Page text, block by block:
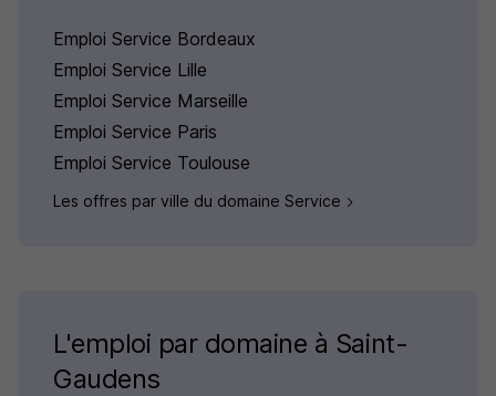
Emploi Service Bordeaux
Emploi Service Lille
Emploi Service Marseille
Emploi Service Paris
Emploi Service Toulouse
Les offres par ville du domaine Service
L'emploi par domaine à Saint-
Gaudens